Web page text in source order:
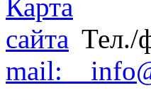
Тел./
mail: